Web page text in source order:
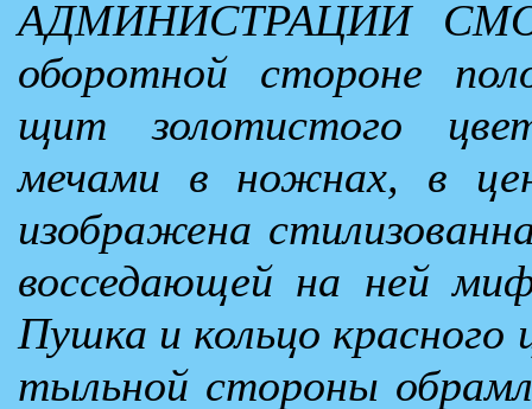
АДМИНИСТРАЦИИ
оборотной стороне
щит золотистого
мечами в ножнах, в
изображена
восседающей на ней
Пушка и кольцо
тыльной стороны